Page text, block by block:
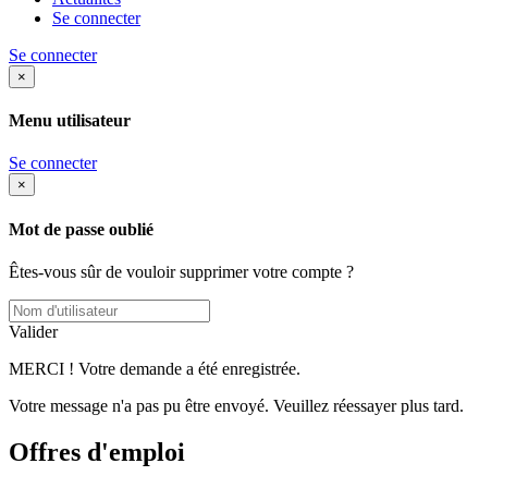
Se connecter
Se connecter
×
Menu utilisateur
Se connecter
×
Mot de passe oublié
Êtes-vous sûr de vouloir supprimer votre compte ?
Valider
MERCI ! Votre demande a été enregistrée.
Votre message n'a pas pu être envoyé. Veuillez réessayer plus tard.
Offres d'emploi